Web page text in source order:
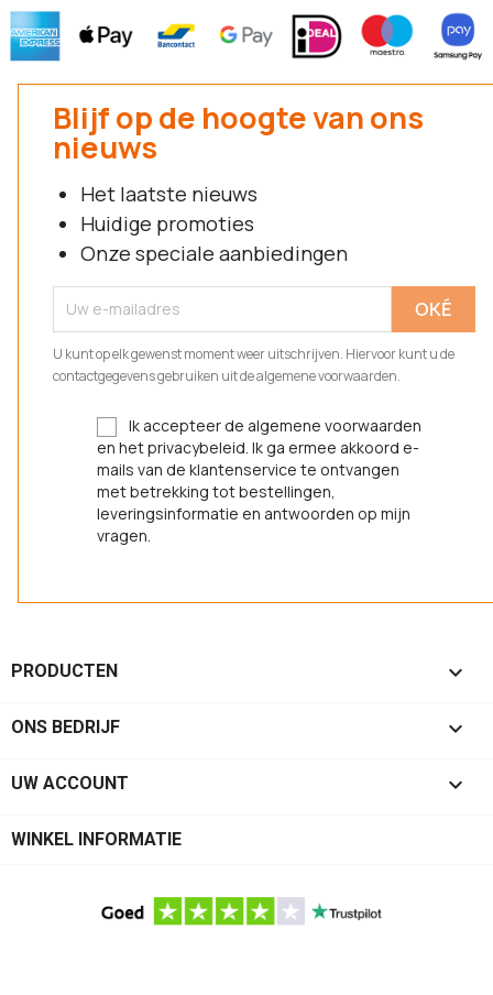
Blijf op de hoogte van ons
nieuws
Het laatste nieuws
Huidige promoties
Onze speciale aanbiedingen
U kunt op elk gewenst moment weer uitschrijven. Hiervoor kunt u de
contactgegevens gebruiken uit de algemene voorwaarden.
Ik accepteer de algemene voorwaarden
en het privacybeleid. Ik ga ermee akkoord e-
mails van de klantenservice te ontvangen
met betrekking tot bestellingen,
leveringsinformatie en antwoorden op mijn
vragen.
PRODUCTEN 
ONS BEDRIJF 
UW ACCOUNT 
WINKEL INFORMATIE